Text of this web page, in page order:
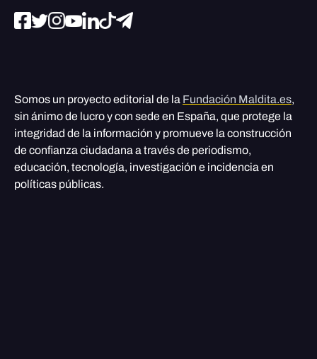
Somos un proyecto editorial de la Fundación Maldita.es,
sin ánimo de lucro y con sede en España, que protege la
integridad de la información y promueve la construcción
de confianza ciudadana a través de periodismo,
educación, tecnología, investigación e incidencia en
políticas públicas.